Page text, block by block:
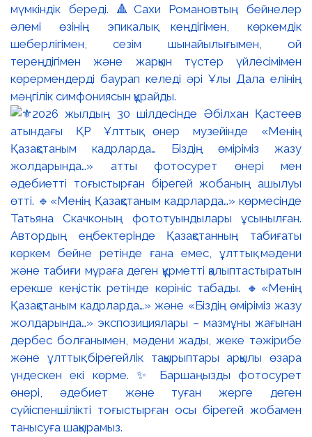
мүмкіндік береді. 🔺Сахи Романовтың бейнелер
әлемі өзінің эпикалық кеңдігімен, көркемдік
шеберлігімен, сезім шынайылығымен, ой
тереңдігімен және жарқын түстер үйлесімімен
көрермендерді баурап келеді әрі Ұлы Дала елінің
мәңгілік симфониясын құрайды.